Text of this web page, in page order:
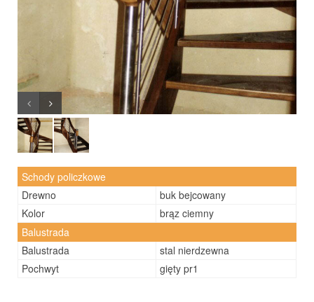
Schody policzkowe
Drewno
buk bejcowany
Kolor
brąz ciemny
Balustrada
Balustrada
stal nierdzewna
Pochwyt
gięty pr1